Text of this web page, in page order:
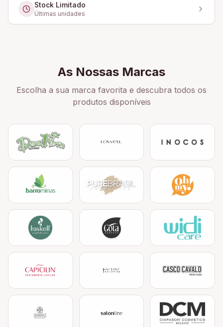
Stock Limitado
Últimas unidades
As Nossas Marcas
Escolha a sua marca favorita e descubra todos os
produtos disponíveis